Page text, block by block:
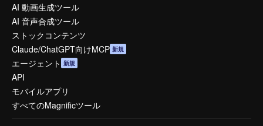
AI 動画生成ツール
AI 音声合成ツール
ストックコンテンツ
Claude/ChatGPT向けMCP 新規
エージェント 新規
API
モバイルアプリ
すべてのMagnificツール